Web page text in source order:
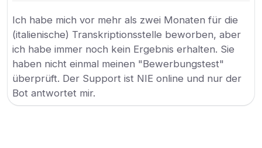
Ich habe mich vor mehr als zwei Monaten für die
(italienische) Transkriptionsstelle beworben, aber
ich habe immer noch kein Ergebnis erhalten. Sie
haben nicht einmal meinen "Bewerbungstest"
überprüft. Der Support ist NIE online und nur der
Bot antwortet mir.